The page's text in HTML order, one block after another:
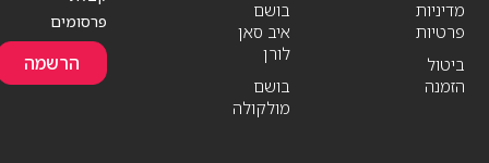
מדיניות
פרטיות
ביטול
הזמנה
בושם
איב סאן
לורן
בושם
מולקולה
פרסומים
הרשמה